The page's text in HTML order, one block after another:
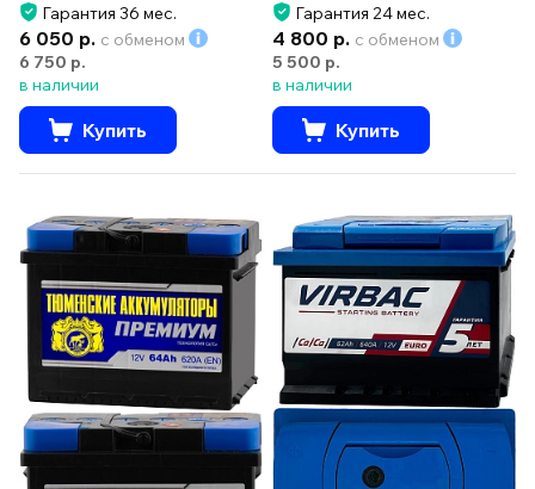
Гарантия 36 мес.
6 050 р. с обменом
6 750 р.
в наличии
Купить
Гарантия 24 мес.
4 800 р. с обменом
5 500 р.
в наличии
Купить